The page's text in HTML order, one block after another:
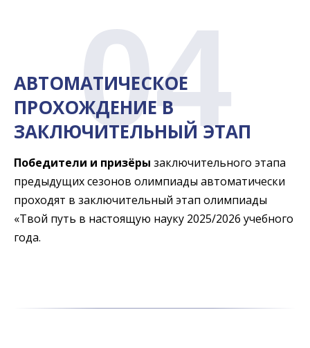
АВТОМАТИЧЕСКОЕ
ПРОХОЖДЕНИЕ В
ЗАКЛЮЧИТЕЛЬНЫЙ ЭТАП
Победители и призёры заключительного этапа
предыдущих сезонов олимпиады автоматически
проходят в заключительный этап олимпиады
«Твой путь в настоящую науку 2025/2026 учебного
года.
04